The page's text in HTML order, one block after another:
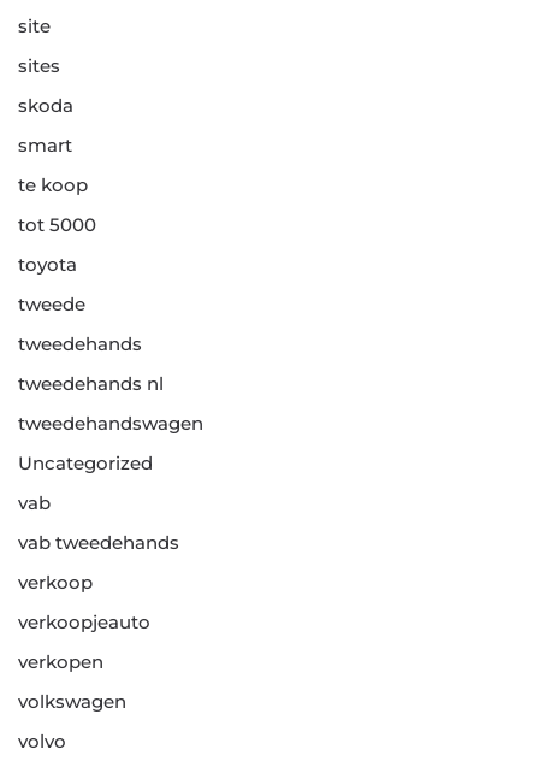
site
sites
skoda
smart
te koop
tot 5000
toyota
tweede
tweedehands
tweedehands nl
tweedehandswagen
Uncategorized
vab
vab tweedehands
verkoop
verkoopjeauto
verkopen
volkswagen
volvo